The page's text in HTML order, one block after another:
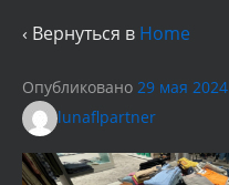
‹ Вернуться в Home
Опубликовано 29 мая 2024
lunaflpartner